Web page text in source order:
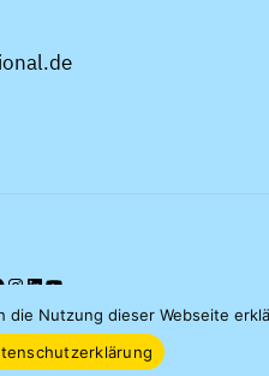
Instagram LinkedIn YouTube
Nutzung dieser Webseite